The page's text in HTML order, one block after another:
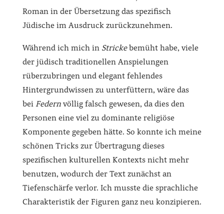
Roman in der Übersetzung das spezifisch
Jüdische im Ausdruck zurückzunehmen.
Während ich mich in Strickebemüht habe, viele
der jüdisch traditionellen Anspielungen
rüberzubringen und elegant fehlendes
Hintergrundwissen zu unterfüttern, wäre das
bei Federnvöllig falsch gewesen, da dies den
Personen eine viel zu dominante religiöse
Komponente gegeben hätte. So konnte ich meine
schönen Tricks zur Übertragung dieses
spezifischen kulturellen Kontexts nicht mehr
benutzen, wodurch der Text zunächst an
Tiefenschärfe verlor. Ich musste die sprachliche
Charakteristik der Figuren ganz neu konzipieren.